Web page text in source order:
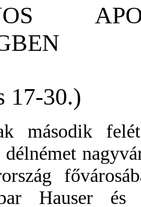
17-30.)
második
délnémet
Hauser és